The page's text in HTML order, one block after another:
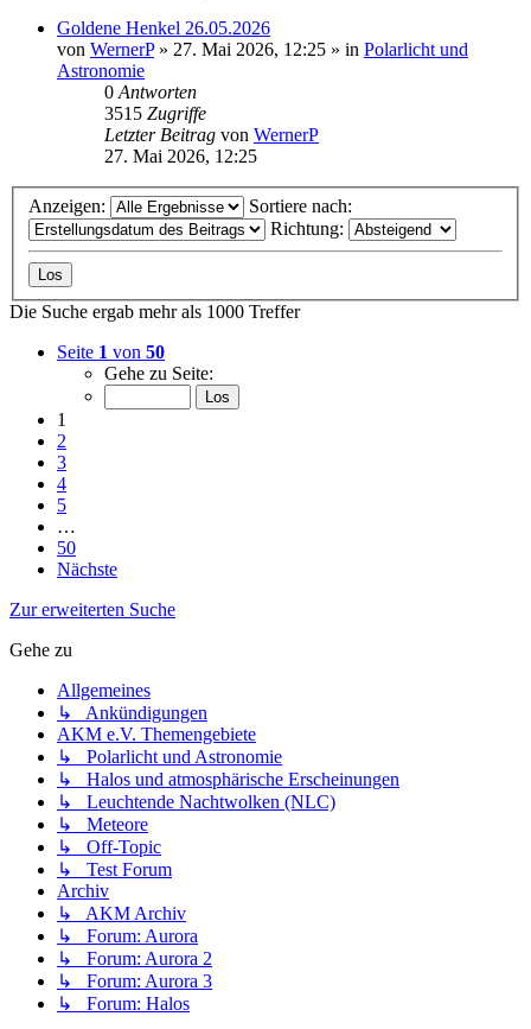
Goldene Henkel 26.05.2026
von WernerP» 27. Mai 2026, 12:25 » in Polarlicht und
Astronomie
0 Antworten
3515 Zugriffe
Letzter Beitrag von WernerP
27. Mai 2026, 12:25
Anzeigen:
Sortiere nach:
Richtung:
Die Suche ergab mehr als 1000 Treffer
Seite 1 von 50
Gehe zu Seite:
1
2
3
4
5
…
50
Nächste
Zur erweiterten Suche
Gehe zu
Allgemeines
↳ Ankündigungen
AKM e.V. Themengebiete
↳ Polarlicht und Astronomie
↳ Halos und atmosphärische Erscheinungen
↳ Leuchtende Nachtwolken (NLC)
↳ Meteore
↳ Off-Topic
↳ Test Forum
Archiv
↳ AKM Archiv
↳ Forum: Aurora
↳ Forum: Aurora 2
↳ Forum: Aurora 3
↳ Forum: Halos